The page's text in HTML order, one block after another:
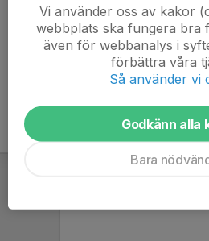
Jonathan Sjögren
Coach
E-post visas bara för
Vi använder oss av kakor
webbplats ska fungera bra
även för webbanalys i
förbättra våra
Så använder vi
Godkänn alla
Bara